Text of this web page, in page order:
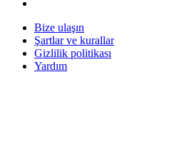
Bize ulaşın
Şartlar ve kurallar
Gizlilik politikası
Yardım